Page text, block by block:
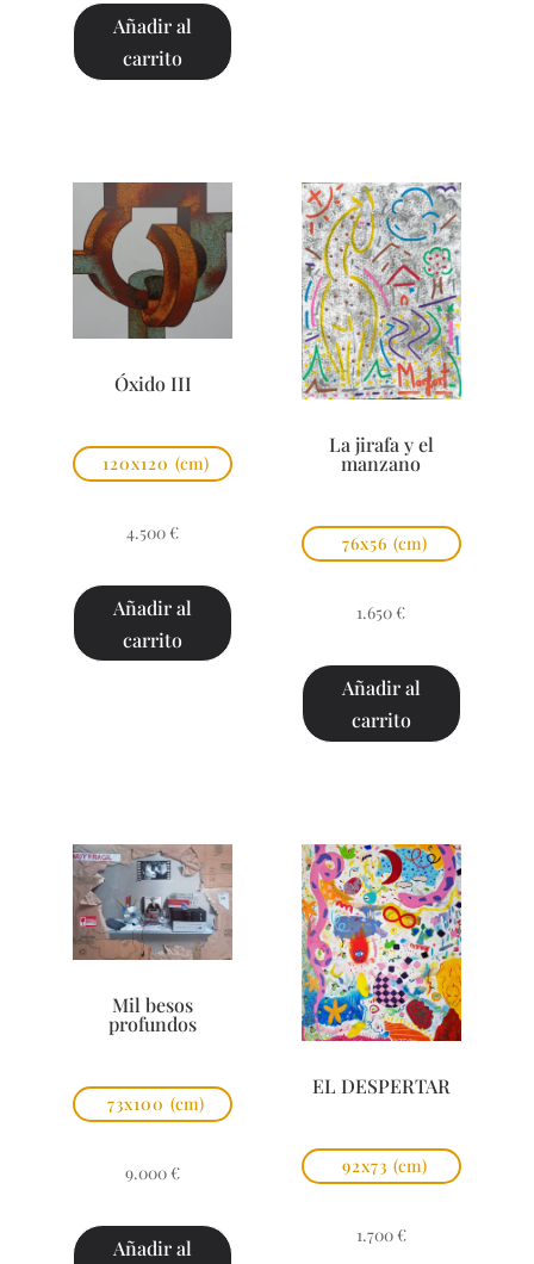
Añadir al
carrito
Óxido III
120x120 (cm)
4.500 €
Añadir al
carrito
La jirafa y el
manzano
76x56 (cm)
1.650 €
Añadir al
carrito
Mil besos
profundos
73x100 (cm)
9.000 €
Añadir al
EL DESPERTAR
92x73 (cm)
1.700 €